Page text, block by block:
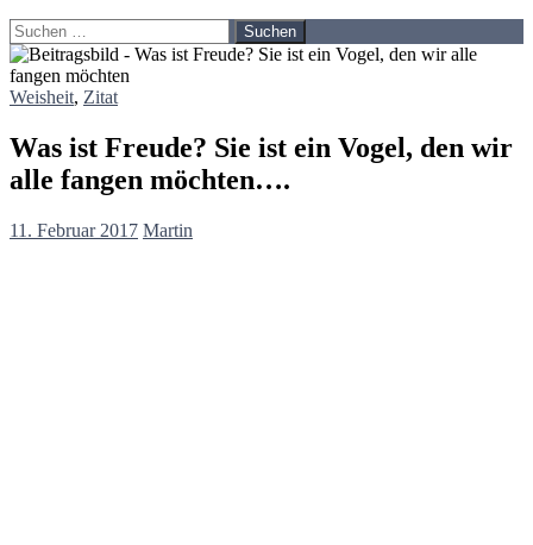
Suchen
nach:
Weisheit, Zitat
Was ist Freude? Sie ist ein Vogel, den wir
alle fangen möchten….
11. Februar 2017 Martin